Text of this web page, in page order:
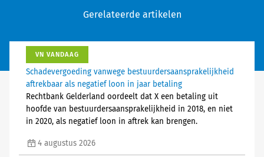
Gerelateerde artikelen
VN VANDAAG
Schadevergoeding vanwege bestuurdersaansprakelijkheid
aftrekbaar als negatief loon in jaar betaling
Rechtbank Gelderland oordeelt dat X een betaling uit
hoofde van bestuurdersaansprakelijkheid in 2018, en niet
in 2020, als negatief loon in aftrek kan brengen.
4 augustus 2026